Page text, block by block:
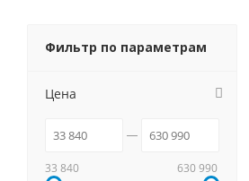
Фильтр по параметрам
Цена
33 840 630 990